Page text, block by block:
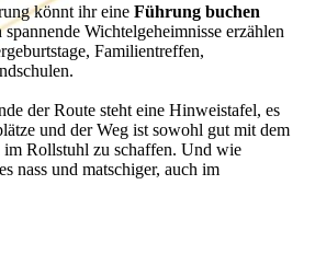
könnt ihr eine Führung buchen
Wichtelgeheimnisse erzählen
Familientreffen,
der Route steht eine Hinweistafel, es
und der Weg ist sowohl gut mit dem
Rollstuhl zu schaffen. Und wie
nass und matschiger, auch im